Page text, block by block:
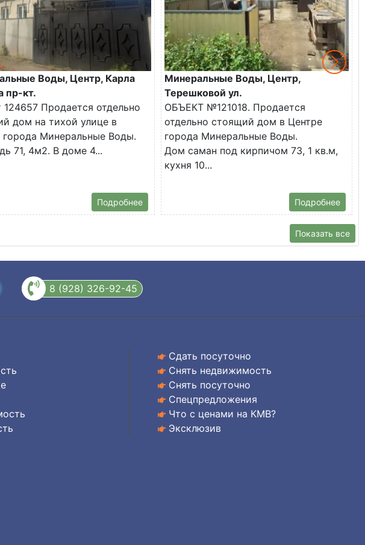
Воды, Центр, Карла
пр-кт.
124657 Продается отдельно
дом на тихой улице в
города Минеральные Воды.
71, 4м2. В доме 4...
Подробнее
Минеральные Воды, Центр,
Терешковой ул.
ОБЪЕКТ №121018. Продается
отдельно стоящий дом в Центре
города Минеральные Воды.
Дом саман под кирпичом 73, 1 кв.м,
кухня 10...
Подробнее
Показать все
8 (928) 326-92-45
Сдать посуточно
Снять недвижимость
Снять посуточно
Спецпредложения
Что с ценами на КМВ?
Эксклюзив